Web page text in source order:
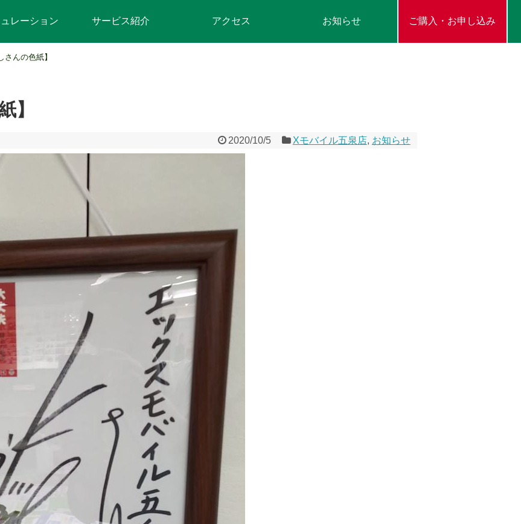
レーション サービス紹介 アクセス お知らせ ご購入・お申し込み
さんの色紙】
】
2020/10/5 Xモバイル五泉店, お知らせ